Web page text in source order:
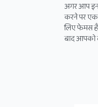
अगर आप इन
करने पर
लिए फेमस
बाद आपको